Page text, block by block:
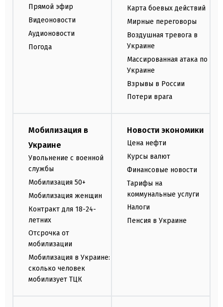
Прямой эфир
Видеоновости
Аудионовости
Погода
Карта боевых действий
Мирные переговоры
Воздушная тревога в
Украине
Массированная атака по
Украине
Взрывы в России
Потери врага
Мобилизация в
Украине
Увольнение с военной
службы
Мобилизация 50+
Мобилизация женщин
Контракт для 18-24-
летних
Отсрочка от
мобилизации
Мобилизация в Украине:
сколько человек
мобилизует ТЦК
Новости экономики
Цена нефти
Курсы валют
Финансовые новости
Тарифы на
коммунальные услуги
Налоги
Пенсия в Украине